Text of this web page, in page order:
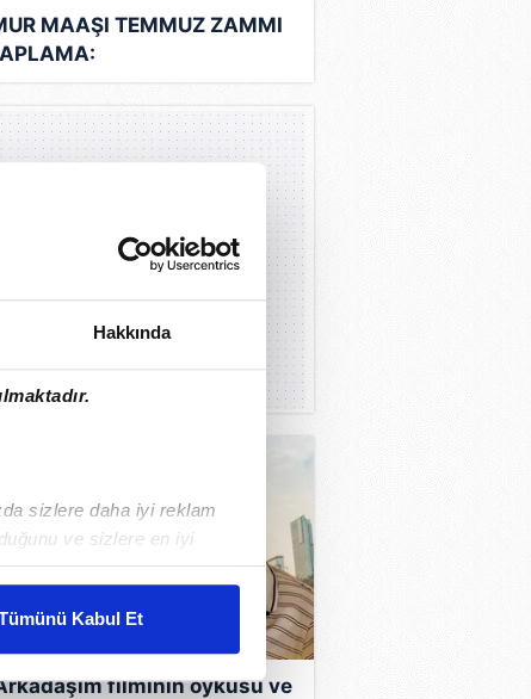
Hakkında
sizlere daha iyi reklam
ve sizlere en iyi
karşılamak
gösterilmeyecektir."
Kabul Et
MAAŞI TEMMUZ ZAMMI
doktor...
2025 en düşük memur
ne kadar olacak?
filminin öyküsü ve